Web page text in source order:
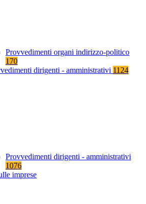
Provvedimenti organi indirizzo-politico
170
dirigenti - amministrativi 1124
Provvedimenti dirigenti - amministrativi
1076
imprese